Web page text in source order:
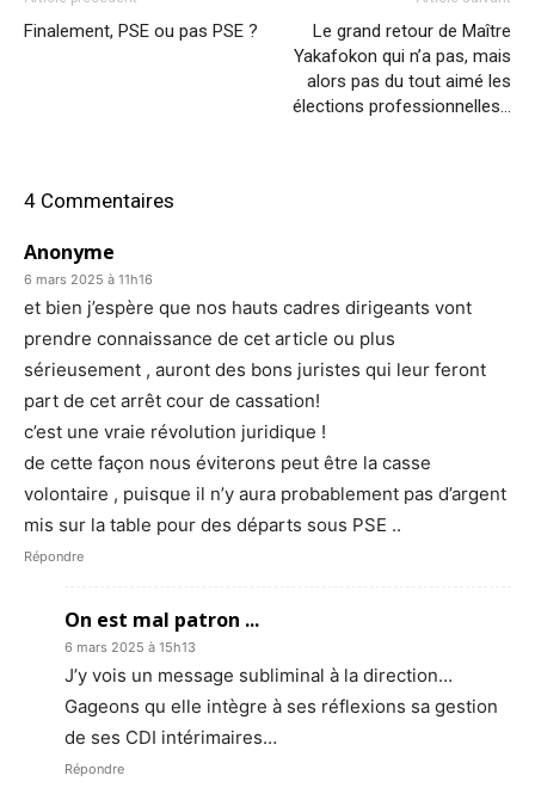
Finalement, PSE ou pas PSE ?
Le grand retour de Maître
Yakafokon qui n’a pas, mais
alors pas du tout aimé les
élections professionnelles…
4 Commentaires
Anonyme
6 mars 2025 à 11h16
et bien j’espère que nos hauts cadres dirigeants vont
prendre connaissance de cet article ou plus
sérieusement , auront des bons juristes qui leur feront
part de cet arrêt cour de cassation!
c’est une vraie révolution juridique !
de cette façon nous éviterons peut être la casse
volontaire , puisque il n’y aura probablement pas d’argent
mis sur la table pour des départs sous PSE ..
Répondre
On est mal patron ...
6 mars 2025 à 15h13
J’y vois un message subliminal à la direction…
Gageons qu elle intègre à ses réflexions sa gestion
de ses CDI intérimaires…
Répondre